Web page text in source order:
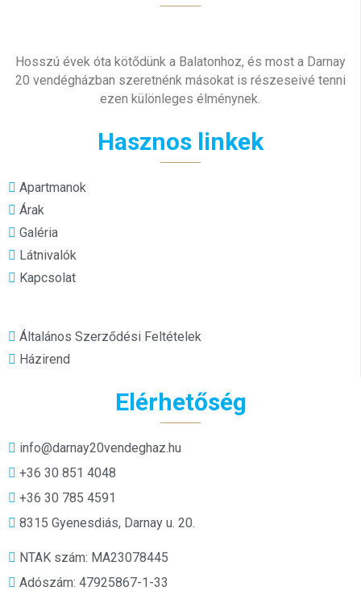
Hosszú évek óta kötődünk a Balatonhoz, és most a Darnay
20 vendégházban szeretnénk másokat is részeseivé tenni
ezen különleges élménynek.
Hasznos linkek
Apartmanok
Árak
Galéria
Látnivalók
Kapcsolat
Általános Szerződési Feltételek
Házirend
Elérhetőség
info@darnay20vendeghaz.hu
+36 30 851 4048
+36 30 785 4591
8315 Gyenesdiás, Darnay u. 20.
NTAK szám: MA23078445
Adószám: 47925867-1-33